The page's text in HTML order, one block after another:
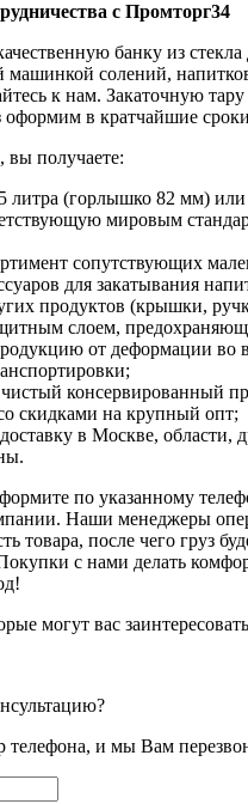
с Промторг34
банку из стекла
машинкой солений,
к нам. Закаточную тару
в кратчайшие
получаете:
литра (горлышко 82 мм) или
мировым
сопутствующих
для закатывания
продуктов (крышки,
слоем,
от деформации во
консервированный
скидками на крупный опт;
в Москве, области,
по указанному
Наши менеджеры
товара, после чего груз
с нами делать
могут вас
телефона, и мы Вам